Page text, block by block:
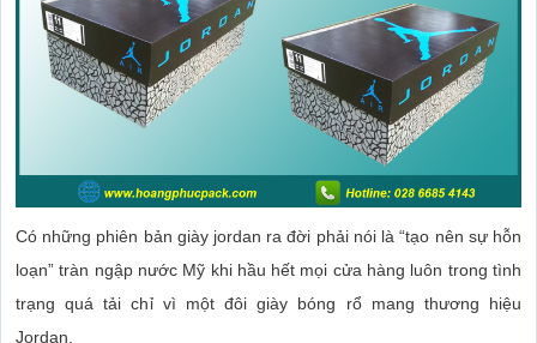
Có những phiên bản giày jordan ra đời phải nói là “tạo nên sự hỗn
loạn” tràn ngập nước Mỹ khi hầu hết mọi cửa hàng luôn trong tình
trạng quá tải chỉ vì một đôi giày bóng rổ mang thương hiệu
Jordan.